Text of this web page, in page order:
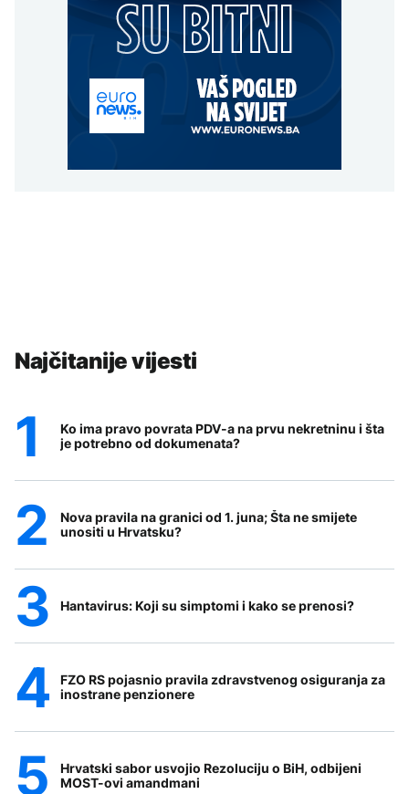
Najčitanije vijesti
Ko ima pravo povrata PDV-a na prvu nekretninu i šta
je potrebno od dokumenata?
Nova pravila na granici od 1. juna; Šta ne smijete
unositi u Hrvatsku?
Hantavirus: Koji su simptomi i kako se prenosi?
FZO RS pojasnio pravila zdravstvenog osiguranja za
inostrane penzionere
Hrvatski sabor usvojio Rezoluciju o BiH, odbijeni
MOST-ovi amandmani